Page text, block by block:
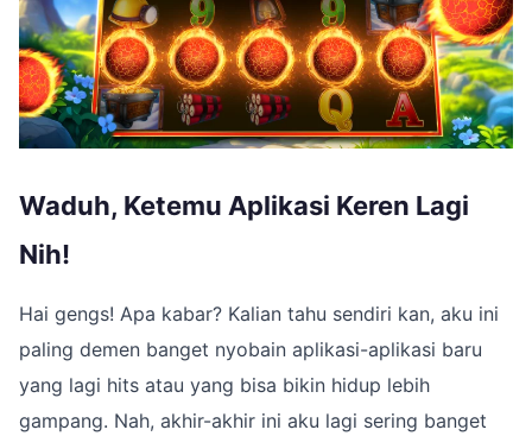
Waduh, Ketemu Aplikasi Keren Lagi
Nih!
Hai gengs! Apa kabar? Kalian tahu sendiri kan, aku ini
paling demen banget nyobain aplikasi-aplikasi baru
yang lagi hits atau yang bisa bikin hidup lebih
gampang. Nah, akhir-akhir ini aku lagi sering banget